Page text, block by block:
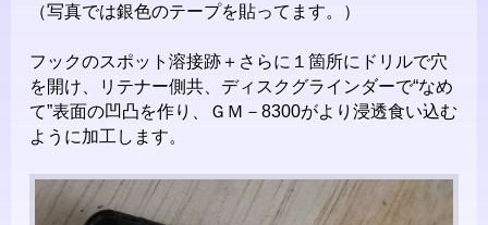
（写真では銀色のテープを貼ってます。）
フックのスポット溶接跡＋さらに１箇所にドリルで穴
を開け、リテナー側共、ディスクグラインダーで“なめ
て”表面の凹凸を作り、ＧＭ－8300がより浸透食い込む
ように加工します。